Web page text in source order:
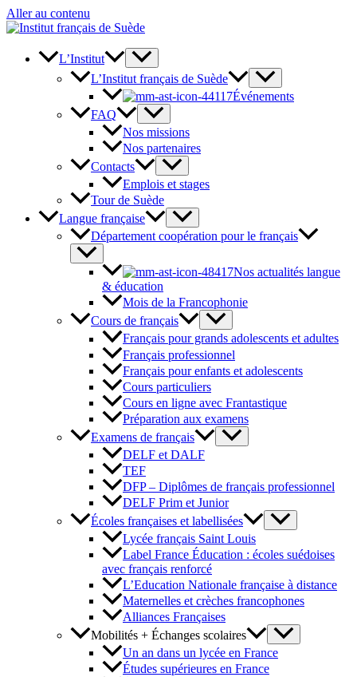
Aller au contenu
L’Institut
L’Institut français de Suède
Événements
FAQ
Nos missions
Nos partenaires
Contacts
Emplois et stages
Tour de Suède
Langue française
Département coopération pour le français
Nos actualités langue
& éducation
Mois de la Francophonie
Cours de français
Français pour grands adolescents et adultes
Français professionnel
Français pour enfants et adolescents
Cours particuliers
Cours en ligne avec Frantastique
Préparation aux examens
Examens de français
DELF et DALF
TEF
DFP – Diplômes de français professionnel
DELF Prim et Junior
Écoles françaises et labellisées
Lycée français Saint Louis
Label France Éducation : écoles suédoises
avec français renforcé
L’Education Nationale française à distance
Maternelles et crèches francophones
Alliances Françaises
Mobilités + Échanges scolaires
Un an dans un lycée en France
Études supérieures en France